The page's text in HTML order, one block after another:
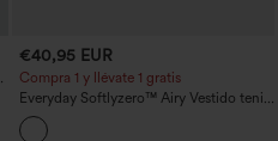
€40,95 EUR
Compra 1 y llévate 1 gratis
Everyday Softlyzero™ Airy Vestido tenis
sin espalda abertura bolsillo lateral tacto
fresco -Glee Air-UPF50+